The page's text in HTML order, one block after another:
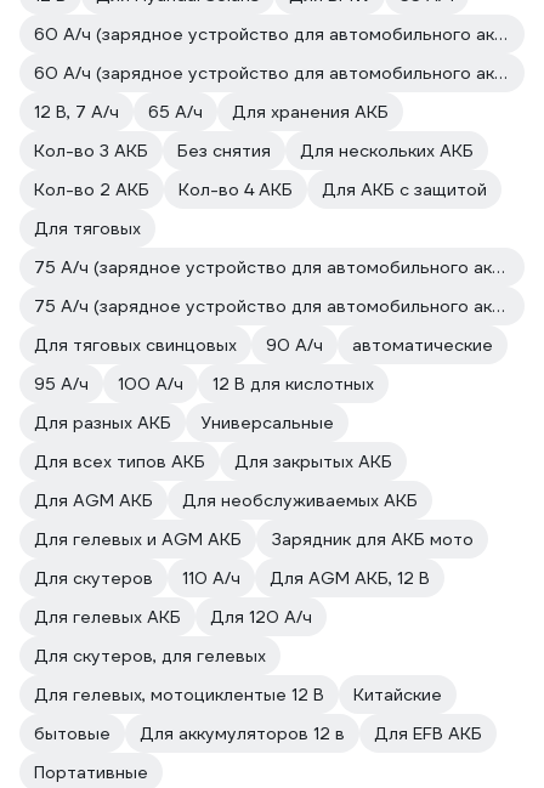
60 А/ч (зарядное устройство для автомобильного аккумулятора)
60 А/ч (зарядное устройство для автомобильного аккумулятора)
12 В, 7 А/ч
65 А/ч
Для хранения АКБ
Кол-во 3 АКБ
Без снятия
Для нескольких АКБ
Кол-во 2 АКБ
Кол-во 4 АКБ
Для АКБ с защитой
Для тяговых
75 А/ч (зарядное устройство для автомобильного аккумулятора)
75 А/ч (зарядное устройство для автомобильного аккумулятора)
Для тяговых свинцовых
90 А/ч
автоматические
95 А/ч
100 А/ч
12 В для кислотных
Для разных АКБ
Универсальные
Для всех типов АКБ
Для закрытых АКБ
Для AGM АКБ
Для необслуживаемых АКБ
Для гелевых и AGM АКБ
Зарядник для АКБ мото
Для скутеров
110 А/ч
Для AGM АКБ, 12 В
Для гелевых АКБ
Для 120 А/ч
Для скутеров, для гелевых
Для гелевых, мотоциклентые 12 В
Китайские
бытовые
Для аккумуляторов 12 в
Для EFB АКБ
Портативные